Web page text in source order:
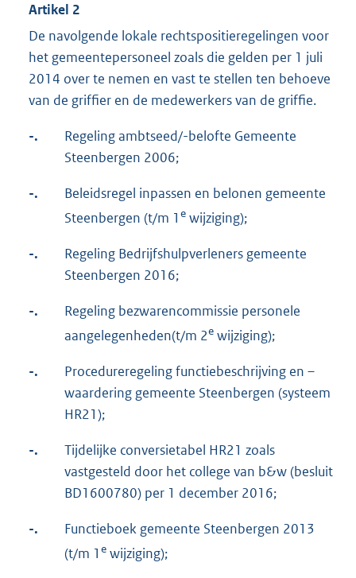
Artikel 2
De navolgende lokale rechtspositieregelingen voor
het gemeentepersoneel zoals die gelden per 1 juli
2014 over te nemen en vast te stellen ten behoeve
van de griffier en de medewerkers van de griffie.
-.
Regeling ambtseed/-belofte Gemeente
Steenbergen 2006;
-.
Beleidsregel inpassen en belonen gemeente
Steenbergen (t/m 1 e wijziging);
-.
Regeling Bedrijfshulpverleners gemeente
Steenbergen 2016;
-.
Regeling bezwarencommissie personele
aangelegenheden(t/m 2e wijziging);
-.
Procedureregeling functiebeschrijving en –
waardering gemeente Steenbergen (systeem
HR21);
-.
Tijdelijke conversietabel HR21 zoals
vastgesteld door het college van b&w (besluit
BD1600780) per 1 december 2016;
-.
Functieboek gemeente Steenbergen 2013
(t/m 1 e wijziging);